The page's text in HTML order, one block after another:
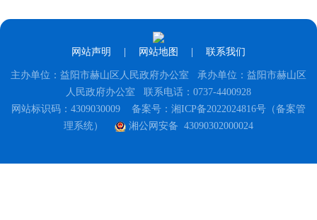
网站声明 网站地图 联系我们
主办单位：益阳市赫山区人民政府办公室 承办单位：益阳市赫山区
人民政府办公室 联系电话：0737-4400928
网站标识码：4309030009 备案号：湘ICP备2022024816号（备案管
理系统）
湘公网安备 43090302000024